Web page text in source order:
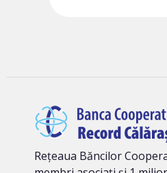
Rețeaua Băncilor